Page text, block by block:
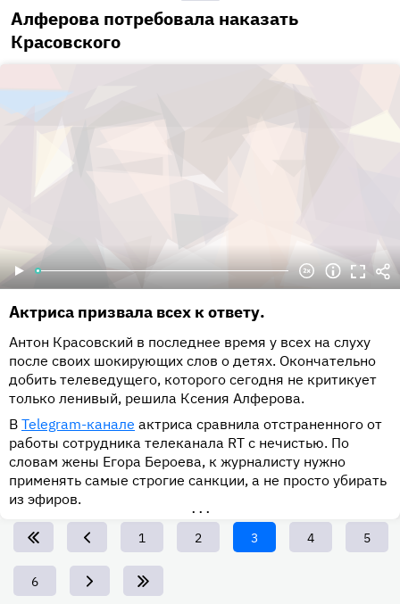
Алферова потребовала наказать
Красовского
Актриса призвала всех к ответу.
Антон Красовский в последнее время у всех на слуху
после своих шокирующих слов о детях. Окончательно
добить телеведущего, которого сегодня не критикует
только ленивый, решила Ксения Алферова.
В Telegram-канале актриса сравнила отстраненного от
работы сотрудника телеканала RT с нечистью. По
словам жены Егора Бероева, к журналисту нужно
применять самые строгие санкции, а не просто убирать
из эфиров.
•••
Page
1 Page
2 Текущая
страница
3 Page
4 Page
5
Page
6